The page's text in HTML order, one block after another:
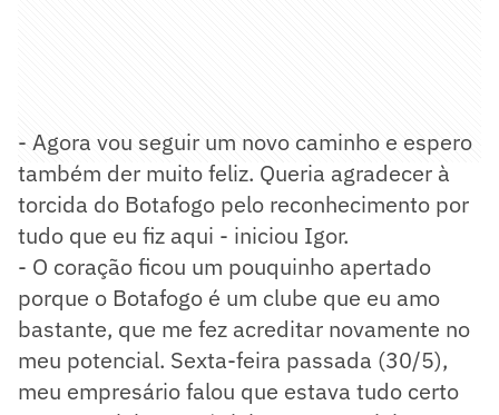
- Agora vou seguir um novo caminho e espero
também der muito feliz. Queria agradecer à
torcida do Botafogo pelo reconhecimento por
tudo que eu fiz aqui - iniciou Igor.
- O coração ficou um pouquinho apertado
porque o Botafogo é um clube que eu amo
bastante, que me fez acreditar novamente no
meu potencial. Sexta-feira passada (30/5),
meu empresário falou que estava tudo certo